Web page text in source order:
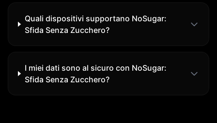
Quali dispositivi supportano NoSugar:
Sfida Senza Zucchero?
I miei dati sono al sicuro con NoSugar:
Sfida Senza Zucchero?